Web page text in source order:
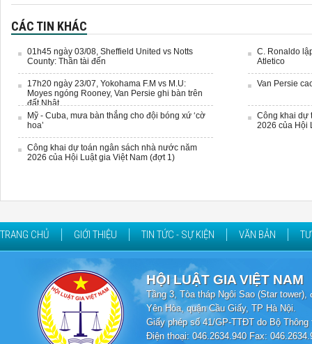
CÁC TIN KHÁC
01h45 ngày 03/08, Sheffield United vs Notts
County: Thần tài đến
17h20 ngày 23/07, Yokohama F.M vs M.U:
Moyes ngóng Rooney, Van Persie ghi bàn trên
đất Nhật
Mỹ - Cuba, mưa bàn thắng cho đội bóng xứ ‘cờ
hoa’
Công khai dự toán ngân sách nhà nước năm
2026 của Hội Luật gia Việt Nam (đợt 1)
C. Ronaldo
Atletico
Van Persie
Công khai dự
2026 của Hội
TRANG CHỦ GIỚI THIỆU TIN TỨC - SỰ KIỆN VĂN BẢN
HỘI LUẬT GIA VIỆT NAM
Tầng 3, Tòa tháp Ngôi Sao (Star
Yên Hòa, quận Cầu Giấy, TP Hà Nội.
Giấy phép số 41/GP-TTĐT do Bộ
Điện thoại: 046.2634.940 Fax: